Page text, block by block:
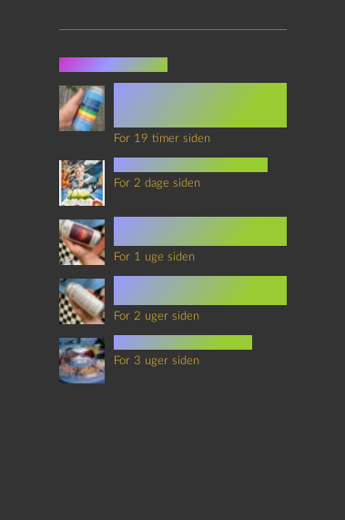
For 19 timer siden
For 2 dage siden
For 1 uge siden
For 2 uger siden
For 3 uger siden